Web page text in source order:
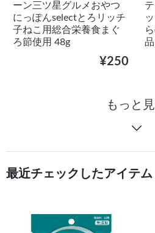
ーン三ツ星グルメおやつ
にっぽんselectとろリッチ
子ねこ用総合栄養食まぐ
ろ節使用 48g
¥250
品
もっと
最近チェックしたアイテム